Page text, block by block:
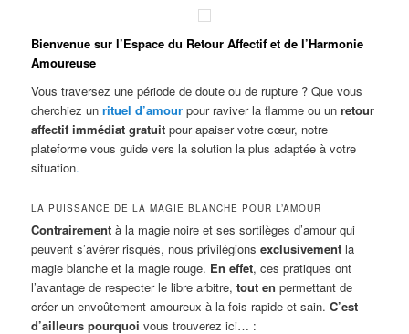
Bienvenue sur l’Espace du Retour Affectif et de l’Harmonie
Amoureuse
Vous traversez une période de doute ou de rupture ? Que vous
cherchiez unrituel d’amour pour raviver la flamme ou unretour
affectif immédiat gratuit pour apaiser votre cœur, notre
plateforme vous guide vers la solution la plus adaptée à votre
situation.
LA PUISSANCE DE LA MAGIE BLANCHE POUR L’AMOUR
Contrairement à la magie noire et ses sortilèges d’amour qui
peuvent s’avérer risqués, nous privilégionsexclusivement la
magie blanche et la magie rouge. En effet, ces pratiques ont
l’avantage de respecter le libre arbitre,tout en permettant de
créer un envoûtement amoureux à la fois rapide et sain.C’est
d’ailleurs pourquoi vous trouverez ici… :